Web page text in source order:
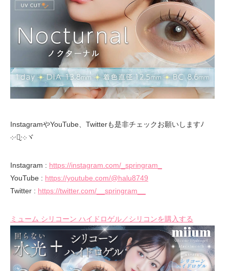
InstagramやYouTube、Twitterも是非チェックお願いしますﾉ
܀ᐧ༚̮ᐧ܀ヾ
Instagram : https://instagram.com/_springram_
YouTube : https://youtube.com/@halu8749
Twitter : https://twitter.com/__springram__
ミューム シリコーン ハイドロゲル／シリコンを購入する